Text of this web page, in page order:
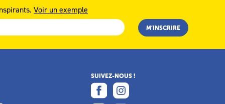
Voir un exemple
SUIVEZ-NOUS !